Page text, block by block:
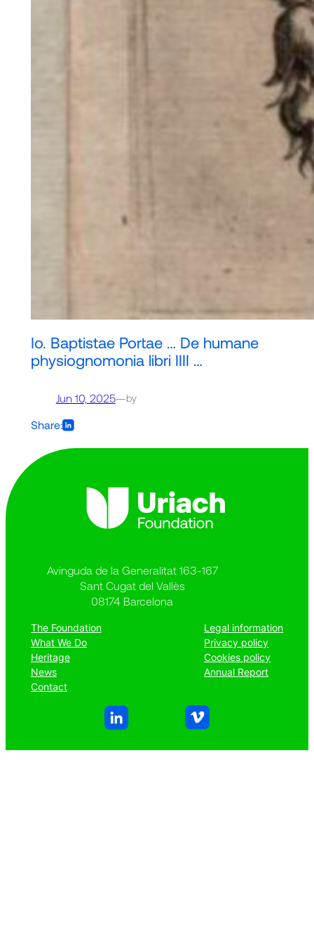
Io. Baptistae Portae … De humane
physiognomonia libri IIII …
Jun 10, 2025—by
Share:
Avinguda de la Generalitat 163-167
Sant Cugat del Vallès
08174 Barcelona
The Foundation
What We Do
Heritage
News
Contact
Legal information
Privacy policy
Cookies policy
Annual Report